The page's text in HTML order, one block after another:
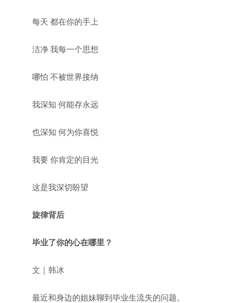
每天 都在你的手上
洁净 我每一个思想
哪怕 不被世界接纳
我深知 何能存永远
也深知 何为你喜悦
我要 你肯定的目光
这是我深切盼望
旋律背后
毕业了你的心在哪里？
文｜韩冰
最近和身边的姐妹聊到毕业生流失的问题。